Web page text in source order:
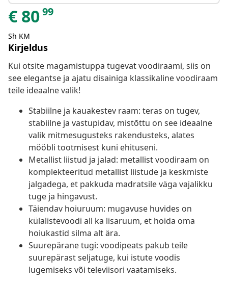
€ 8099
Sh KM
Kirjeldus
Kui otsite magamistuppa tugevat voodiraami, siis on
see elegantse ja ajatu disainiga klassikaline voodiraam
teile ideaalne valik!
Stabiilne ja kauakestev raam: teras on tugev,
stabiilne ja vastupidav, mistõttu on see ideaalne
valik mitmesugusteks rakendusteks, alates
mööbli tootmisest kuni ehituseni.
Metallist liistud ja jalad: metallist voodiraam on
komplekteeritud metallist liistude ja keskmiste
jalgadega, et pakkuda madratsile väga vajalikku
tuge ja hingavust.
Täiendav hoiuruum: mugavuse huvides on
külalistevoodi all ka lisaruum, et hoida oma
hoiukastid silma alt ära.
Suurepärane tugi: voodipeats pakub teile
suurepärast seljatuge, kui istute voodis
lugemiseks või televiisori vaatamiseks.